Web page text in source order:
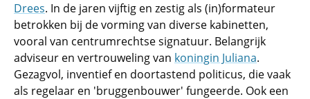
Drees. In de jaren vijftig en zestig als (in)formateur
betrokken bij de vorming van diverse kabinetten,
vooral van centrumrechtse signatuur. Belangrijk
adviseur en vertrouweling van koningin Juliana.
Gezagvol, inventief en doortastend politicus, die vaak
als regelaar en 'bruggenbouwer' fungeerde. Ook een